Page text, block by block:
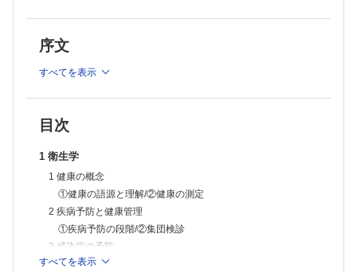
①産業保健の目的/②職業病（法律上では業務上疾病）とその対策/
③職場における健康診断と健康増進
10 成人・高齢者保健
慣病）/
①精神保健および精神障害者福祉に関する法律/②入院・外来別精神
障害受療者の
疾病別割合/③精神の病気/④精神保健福祉法による入院形態
12 地域保健と国際保健
①地域保健活動/②保健に関する国際協力と世界保健機関/③プライマ
リ・ヘルス・ケア（PHC）の展開
13 衛生行政と保健医療の制度
①わが国の衛生行政機構/②保健所/③医療保険/④国民医療費/
⑤健康づくり
①疫学とは/②疫学の意義/③方法（疫学の特徴）/④調査対象/
序文
すべてを表示
目次
1 衛生学
1 健康の概念
①健康の語源と理解/②健康の測定
2 疾病予防と健康管理
①疾病予防の段階/②集団検診
3 感染症の予防
①感染症とは/②感染症の予防対策
すべてを表示